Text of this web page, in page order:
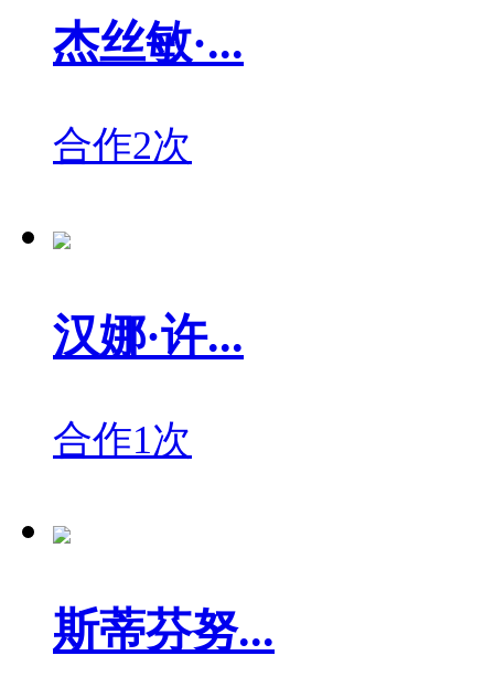
杰丝敏·...
合作2次
汉娜·许...
合作1次
斯蒂芬努...